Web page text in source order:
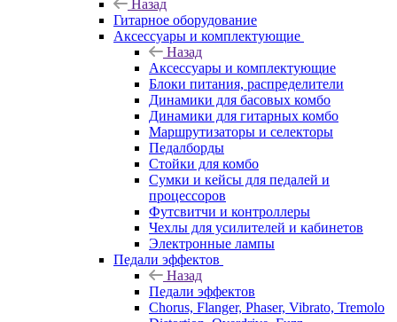
Назад
Гитарное оборудование
Аксессуары и комплектующие
Назад
Аксессуары и комплектующие
Блоки питания, распределители
Динамики для басовых комбо
Динамики для гитарных комбо
Маршрутизаторы и селекторы
Педалборды
Стойки для комбо
Сумки и кейсы для педалей и
процессоров
Футсвитчи и контроллеры
Чехлы для усилителей и кабинетов
Электронные лампы
Педали эффектов
Назад
Педали эффектов
Chorus, Flanger, Phaser, Vibrato, Tremolo